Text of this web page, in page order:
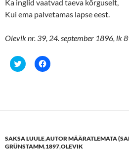
Ka inglid vaatvad taeva kõrguselt,
Kui ema palvetamas lapse eest.
Olevik nr. 39, 24. september 1896, lk
C
l
h
o
n
C
l
h
o
n
SAKSA LUULE,AUTOR MÄÄRATLEMATA
GRÜNSTAMM,1897,OLEVIK